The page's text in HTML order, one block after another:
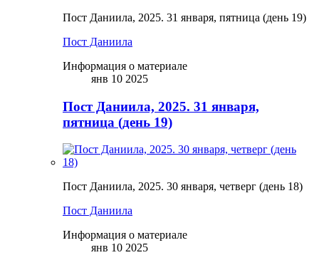
Пост Даниила, 2025. 31 января, пятница (день 19)
Пост Даниила
Информация о материале
янв 10 2025
Пост Даниила, 2025. 31 января,
пятница (день 19)
Пост Даниила, 2025. 30 января, четверг (день 18)
Пост Даниила
Информация о материале
янв 10 2025